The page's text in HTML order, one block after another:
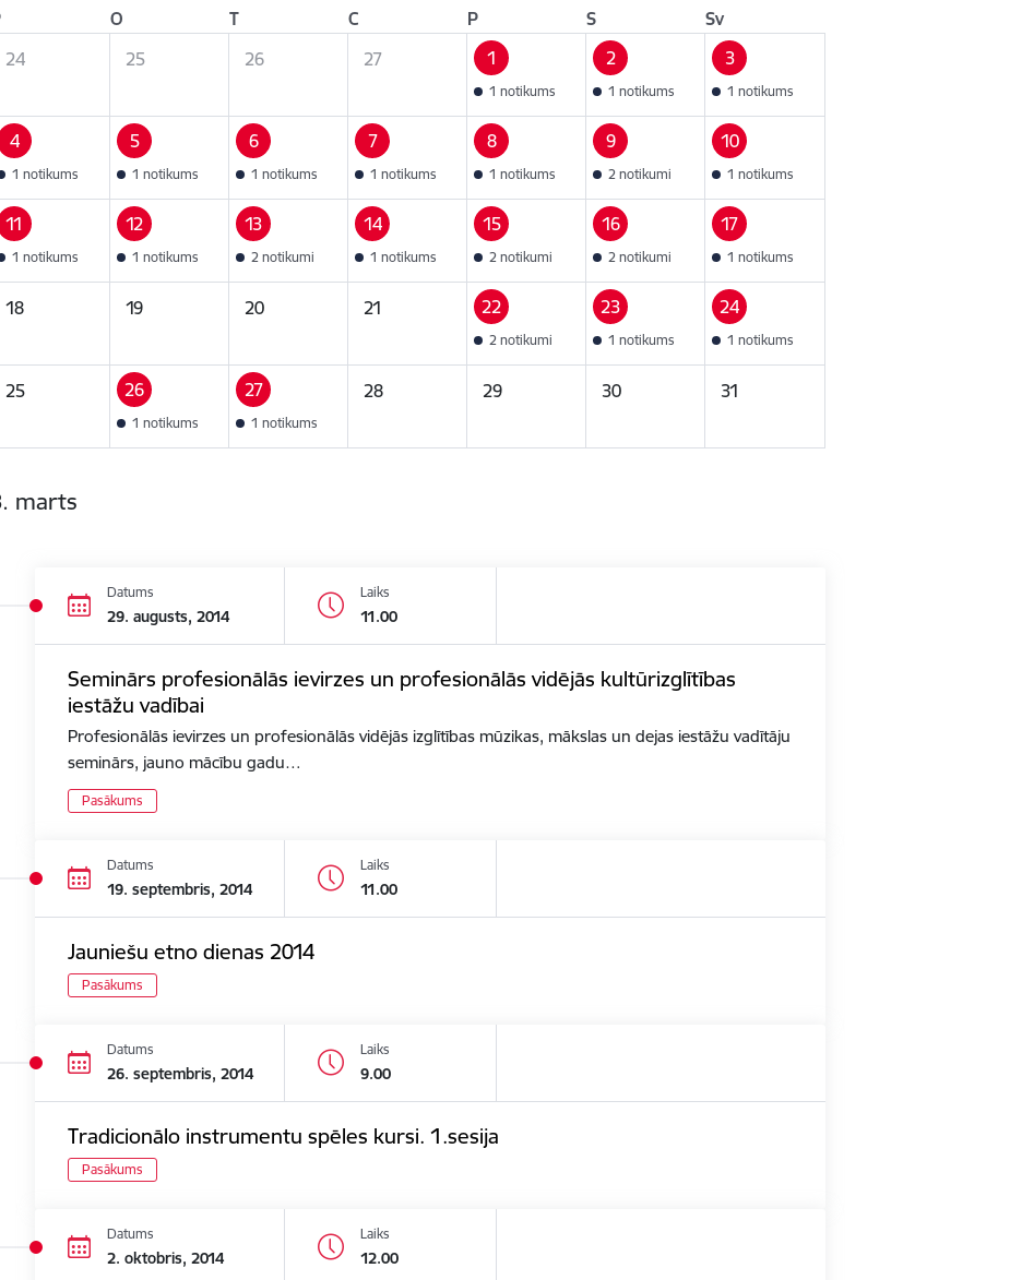
O T C P S
Sv
24
25 26 27 1
1 notikums
2
1 notikums
3
1 notikums
4
1 notikums
5
1 notikums
6
1 notikums
7
1 notikums
8
1 notikums
9
2 notikumi
10
1 notikums
11
1 notikums
12
1 notikums
13
2 notikumi
14
1 notikums
15
2 notikumi
16
2 notikumi
17
1 notikums
18 19 20 21 22
2 notikumi
23
1 notikums
24
1 notikums
25 26
1 notikums
27
1 notikums
28 29 30 31
marts
Datums
29. augusts, 2014
Laiks
11.00
Seminārs profesionālās ievirzes un profesionālās vidējās kultūrizglītības
iestāžu vadībai
Profesionālās ievirzes un profesionālās vidējās izglītības mūzikas, mākslas un dejas iestāžu vadītāju
seminārs, jauno mācību gadu…
Pasākums
Datums
19. septembris, 2014
Laiks
11.00
Jauniešu etno dienas 2014
Pasākums
Datums
26. septembris, 2014
Laiks
9.00
Tradicionālo instrumentu spēles kursi. 1.sesija
Pasākums
Datums
2. oktobris, 2014
Laiks
12.00